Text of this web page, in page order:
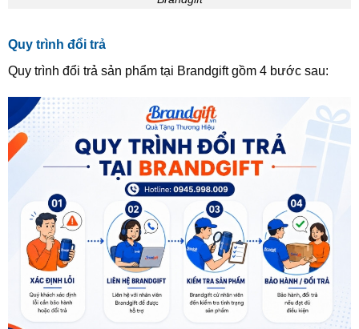
Quy trình đổi trả
Quy trình đổi trả sản phẩm tại Brandgift gồm 4 bước sau: